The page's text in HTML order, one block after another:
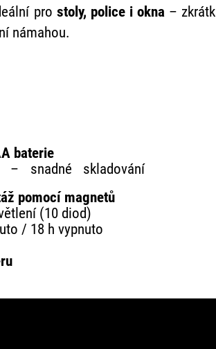
pro stoly, police i okna –
námahou.
baterie
– snadné skladování
pomocí magnetů
(10 diod)
/ 18 h vypnuto